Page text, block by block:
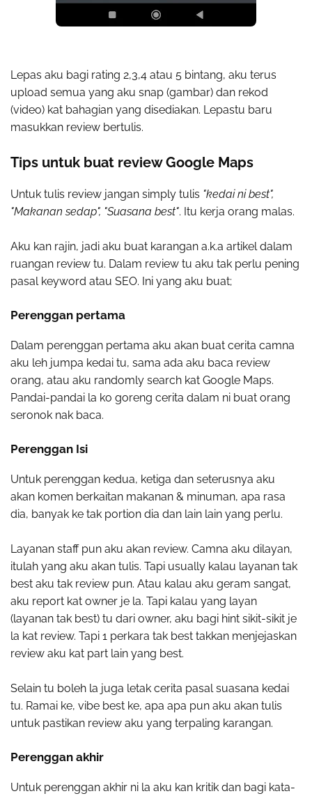
Lepas aku bagi rating 2,3,4 atau 5 bintang, aku terus
upload semua yang aku snap (gambar) dan rekod
(video) kat bahagian yang disediakan. Lepastu baru
masukkan review bertulis.
Tips untuk buat review Google Maps
Untuk tulis review jangan simply tulis "kedai ni best",
"Makanan sedap", "Suasana best". Itu kerja orang malas.
Aku kan rajin, jadi aku buat karangan a.k.a artikel dalam
ruangan review tu. Dalam review tu aku tak perlu pening
pasal keyword atau SEO. Ini yang aku buat;
Perenggan pertama
Dalam perenggan pertama aku akan buat cerita camna
aku leh jumpa kedai tu, sama ada aku baca review
orang, atau aku randomly search kat Google Maps.
Pandai-pandai la ko goreng cerita dalam ni buat orang
seronok nak baca.
Perenggan Isi
Untuk perenggan kedua, ketiga dan seterusnya aku
akan komen berkaitan makanan & minuman, apa rasa
dia, banyak ke tak portion dia dan lain lain yang perlu.
Layanan staff pun aku akan review. Camna aku dilayan,
itulah yang aku akan tulis. Tapi usually kalau layanan tak
best aku tak review pun. Atau kalau aku geram sangat,
aku report kat owner je la. Tapi kalau yang layan
(layanan tak best) tu dari owner, aku bagi hint sikit-sikit je
la kat review. Tapi 1 perkara tak best takkan menjejaskan
review aku kat part lain yang best.
Selain tu boleh la juga letak cerita pasal suasana kedai
tu. Ramai ke, vibe best ke, apa apa pun aku akan tulis
untuk pastikan review aku yang terpaling karangan.
Perenggan akhir
Untuk perenggan akhir ni la aku kan kritik dan bagi kata-